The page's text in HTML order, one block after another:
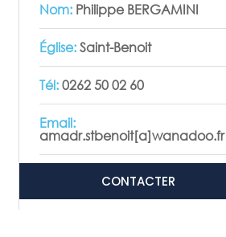
Nom: Philippe BERGAMINI
Église:Saint-Benoit
Tél:0262 50 02 60
Email:
amadr.stbenoit[a]wanadoo.fr
CONTACTER